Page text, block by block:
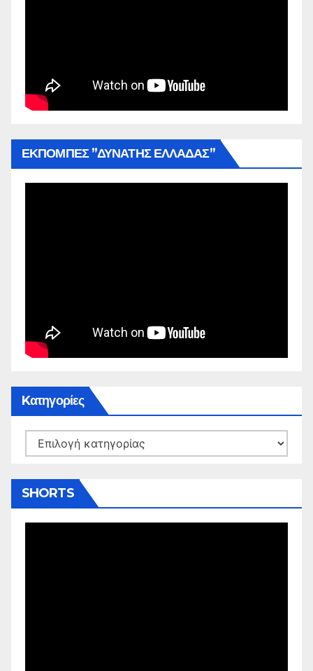
ΕΚΠΟΜΠΕΣ ”ΔΥΝΑΤΗΣ ΕΛΛΑΔΑΣ”
Kατηγορίες
Kατηγορίες
SHORTS